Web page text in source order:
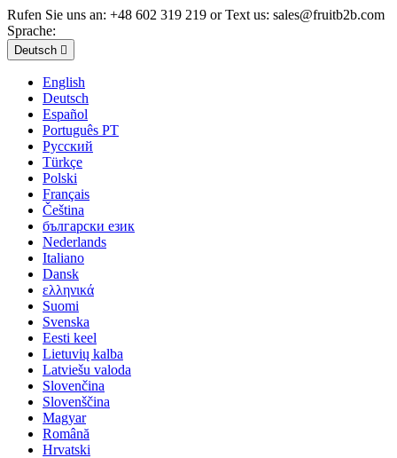
Rufen Sie uns an: +48 602 319 219 or Text us: sales@fruitb2b.com
Sprache:
Deutsch 
English
Deutsch
Español
Português PT
Русский
Türkçe
Polski
Français
Čeština
български език
Nederlands
Italiano
Dansk
ελληνικά
Suomi
Svenska
Eesti keel
Lietuvių kalba
Latviešu valoda
Slovenčina
Slovenščina
Magyar
Română
Hrvatski